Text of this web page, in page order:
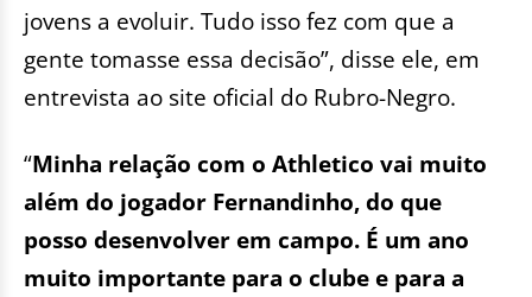
jovens a evoluir. Tudo isso fez com que a
gente tomasse essa decisão”, disse ele, em
entrevista ao site oficial do Rubro-Negro.
“Minha relação com o Athletico vai muito
além do jogador Fernandinho, do que
posso desenvolver em campo. É um ano
muito importante para o clube e para a